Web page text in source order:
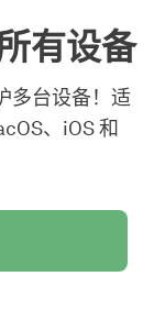
有设备
多台设备！适
、iOS 和